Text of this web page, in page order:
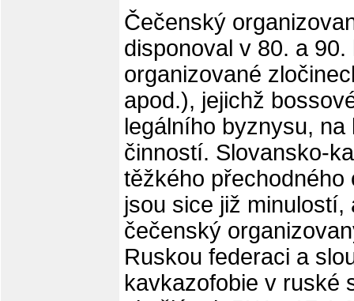
Čečenský
disponoval v 80. a
organizované
apod.), jejichž
legálního byznysu,
činností. Slovansko-
těžkého přechodného
jsou sice již
čečenský
Ruskou federaci a
kavkazofobie v ruské